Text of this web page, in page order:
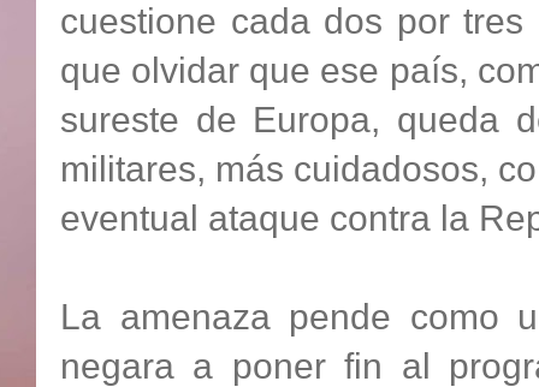
cuestione cada dos por
que olvidar que ese país,
sureste de Europa, queda
militares, más cuidadosos,
eventual ataque contra la
La amenaza pende como
negara a poner fin al